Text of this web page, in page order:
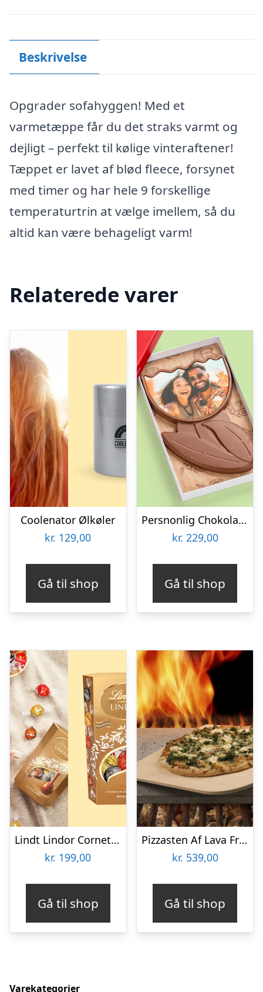
Beskrivelse
Opgrader sofahyggen! Med et
varmetæppe får du det straks varmt og
dejligt – perfekt til kølige vinteraftener!
Tæppet er lavet af blød fleece, forsynet
med timer og har hele 9 forskellige
temperaturtrin at vælge imellem, så du
altid kan være behageligt varm!
Relaterede varer
Coolenator Ølkøler
kr. 129,00
Gå til shop
Persnonlig Chokoladeblomst med Billede
kr. 229,00
Gå til shop
Lindt Lindor Cornet 500 gram – Blandet chokolade
kr. 199,00
Gå til shop
Pizzasten Af Lava Fra Etna
kr. 539,00
Gå til shop
Varekategorier